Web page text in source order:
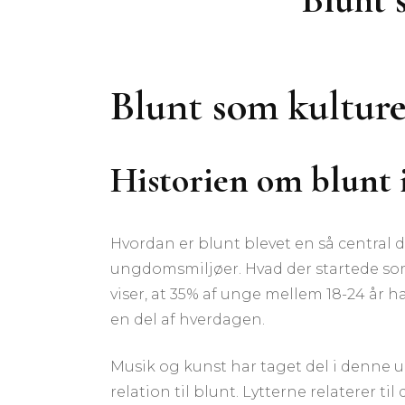
Blunt som
Historien om blunt
Hvordan er blunt blevet en så central
ungdomsmiljøer. Hvad der startede
viser, at 35% af unge mellem 18-24
en del af hverdagen.
Musik og kunst har taget del i denne
relation til blunt. Lytterne relaterer til